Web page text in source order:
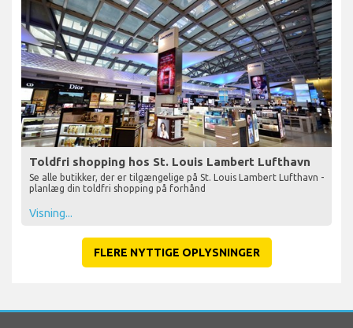
Toldfri shopping hos St. Louis Lambert Lufthavn
Se alle butikker, der er tilgængelige på St. Louis Lambert Lufthavn -
planlæg din toldfri shopping på forhånd
Visning...
FLERE NYTTIGE OPLYSNINGER